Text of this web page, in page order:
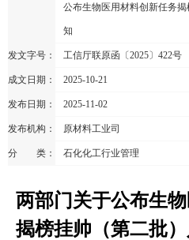
公布生物医用材料创新任务
知
发文字号： 工信厅联原函〔2025〕422号
成文日期： 2025-10-21
发布日期： 2025-11-02
发布机构： 原材料工业司
分 类： 石化化工行业管理
两部门关于公布生
揭榜挂帅（第二批